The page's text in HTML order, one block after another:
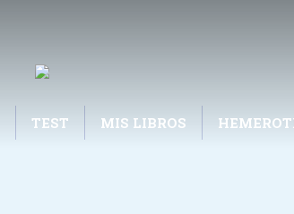
TEST MIS LIBROS